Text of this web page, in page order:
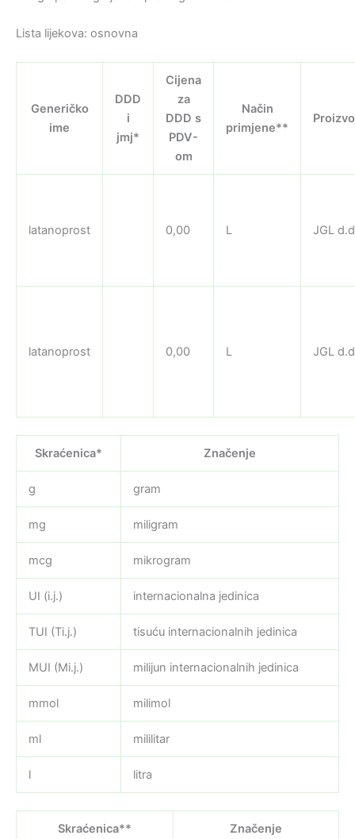
Lista lijekova: osnovna
Generičko
ime
DDD
i
jmj*
Cijena
za
DDD s
PDV-
om
Način
primjene**
latanoprost 0,00 L JGL
latanoprost 0,00 L JGL
Skraćenica* Značenje
g gram
mg miligram
mcg mikrogram
UI (i.j.) internacionalna jedinica
TUI (Ti.j.) tisuću internacionalnih jedinica
MUI (Mi.j.) milijun internacionalnih jedinica
mmol milimol
ml mililitar
l litra
Skraćenica** Značenje